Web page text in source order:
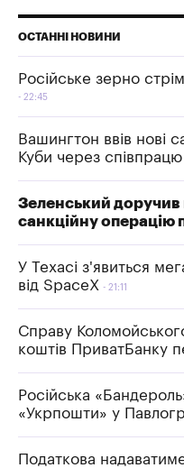
ОСТАННІ НОВИНИ
Російське зерно
22:45
Вашингтон ввів нові
Куби через
Зеленський доручив
санкційну операцію
У Техасі з'явиться
від SpaceX
21:11
Справу
коштів ПриватБанку
Російська
«Укрпошти» у
Податкова